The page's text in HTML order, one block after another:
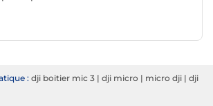
: dji boitier mic 3 | dji micro | micro dji | dji